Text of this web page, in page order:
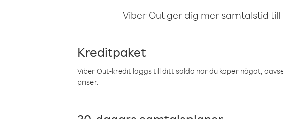
Viber Out ger dig mer samtalstid
Kreditpaket
Viber Out-kredit läggs till ditt saldo när du köper något,
priser.